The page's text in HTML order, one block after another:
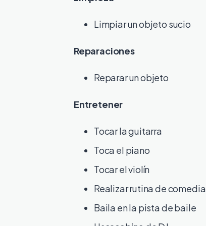
Limpiar un objeto sucio
Reparaciones
Reparar un objeto
Entretener
Tocar la guitarra
Toca el piano
Tocar el violín
Realizar rutina de comedia
Baila en la pista de baile